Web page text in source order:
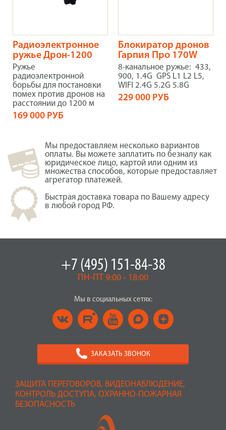
Радиоэлектронное
ружье Дрон-1200
Ружье
радиоэлектронной
борьбы для постановки
помех против дронов на
расстоянии до 1200 м
169 000 РУБ
Блокиратор дронов
Гарпия Про 170W
8-канальное ружье: 433,
900, 1.4G GPS L1 L2 L5,
WIFI 2.4G 5.2G 5.8G
229 000 РУБ
Мы предоставляем несколько вариантов
оплаты. Вы можете заплатить по безналу как
юридическое лицо, картой или одним из
множества способов, которые предоставляет
агрегатор платежей.
Быстрая доставка товара по Вашему адресу
в любой город РФ.
ЗАЩИТА ПЕРЕГОВОРОВ, ВИДЕОНАБЛЮДЕНИЕ,
КОНТРОЛЬ ДОСТУПА, ОХРАННО-ПОЖАРНАЯ
БЕЗОПАСНОСТЬ
+7 (495) 151-84-38
ПН-ПТ 9:00 - 18:00
Мы в социальных сетях:
ЗАКАЗАТЬ ЗВОНОК